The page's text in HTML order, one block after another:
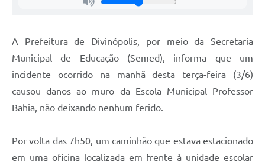
A Prefeitura de Divinópolis, por meio da Secretaria
Municipal de Educação (Semed), informa que um
incidente ocorrido na manhã desta terça-feira (3/6)
causou danos ao muro da Escola Municipal Professor
Bahia, não deixando nenhum ferido.
Por volta das 7h50, um caminhão que estava estacionado
em uma oficina localizada em frente à unidade escolar